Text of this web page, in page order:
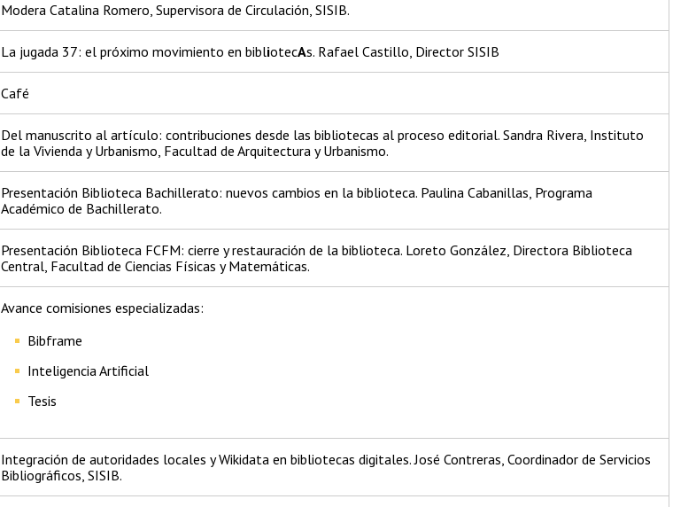
Modera Catalina Romero, Supervisora de Circulación, SISIB.
La jugada 37: el próximo movimiento en bibliotecAs. Rafael Castillo, Director SISIB
Café
Del manuscrito al artículo: contribuciones desde las bibliotecas al proceso editorial. Sandra Rivera, Instituto
de la Vivienda y Urbanismo, Facultad de Arquitectura y Urbanismo.
Presentación Biblioteca Bachillerato: nuevos cambios en la biblioteca. Paulina Cabanillas, Programa
Académico de Bachillerato.
Presentación Biblioteca FCFM: cierre y restauración de la biblioteca. Loreto González, Directora Biblioteca
Central, Facultad de Ciencias Físicas y Matemáticas.
Avance comisiones especializadas:
Bibframe
Inteligencia Artificial
Tesis
Integración de autoridades locales y Wikidata en bibliotecas digitales. José Contreras, Coordinador de Servicios
Bibliográficos, SISIB.